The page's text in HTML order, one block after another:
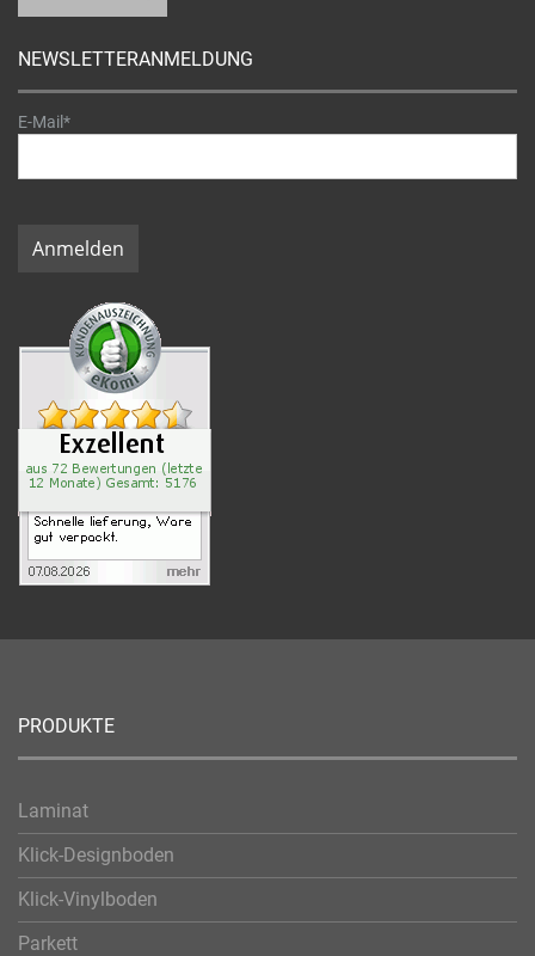
NEWSLETTERANMELDUNG
E-Mail*
Anmelden
PRODUKTE
Laminat
Klick-Designboden
Klick-Vinylboden
Parkett